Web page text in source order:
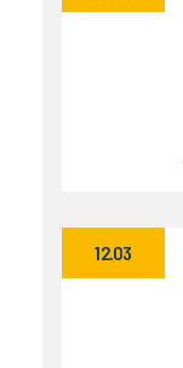
12.03